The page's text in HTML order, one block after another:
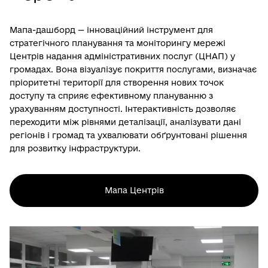
Мапа-дашборд — інноваційний інструмент для
стратегічного планування та моніторингу мережі
Центрів надання адміністративних послуг (ЦНАП) у
громадах. Вона візуалізує покриття послугами, визначає
пріоритетні території для створення нових точок
доступу та сприяє ефективному плануванню з
урахуванням доступності. Інтерактивність дозволяє
переходити між рівнями деталізації, аналізувати дані
регіонів і громад та ухвалювати обґрунтовані рішення
для розвитку інфраструктури.
Мапа Центрів